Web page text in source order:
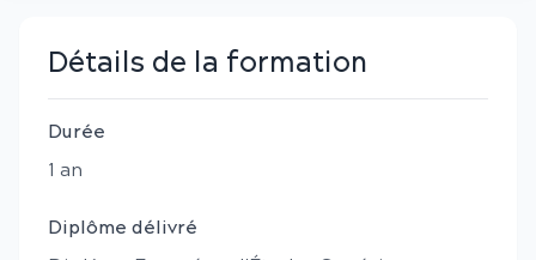
Détails de la formation
Durée
1 an
Diplôme délivré